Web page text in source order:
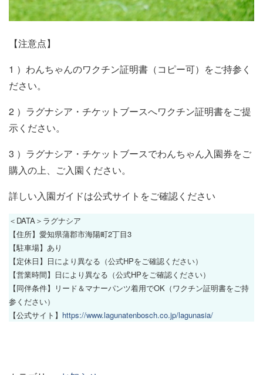
【注意点】
1 ）わんちゃんのワクチン証明書（コピー可）をご持参く
ださい。
2 ）ラグナシア・チケットブースへワクチン証明書をご提
示ください。
3 ）ラグナシア・チケットブースでわんちゃん入園券をご
購入の上、ご入園ください。
詳しい入園ガイドは公式サイトをご確認ください
＜DATA＞ラグナシア
【住所】愛知県蒲郡市海陽町2丁目3
【駐車場】あり
【定休日】日により異なる（公式HPをご確認ください）
【営業時間】日により異なる（公式HPをご確認ください）
【同伴条件】リード＆マナーパンツ着用でOK（ワクチン証明書をご持
参ください）
【公式サイト】 https://www.lagunatenbosch.co.jp/lagunasia/